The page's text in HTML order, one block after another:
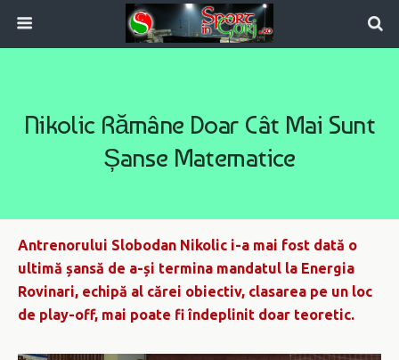
Nikolic Rămâne Doar Cât Mai Sunt
Șanse Matematice
Antrenorului Slobodan Nikolic i-a mai fost dată o
ultimă șansă de a-și termina mandatul la Energia
Rovinari, echipă al cărei obiectiv, clasarea pe un loc
de play-off, mai poate fi îndeplinit doar teoretic.